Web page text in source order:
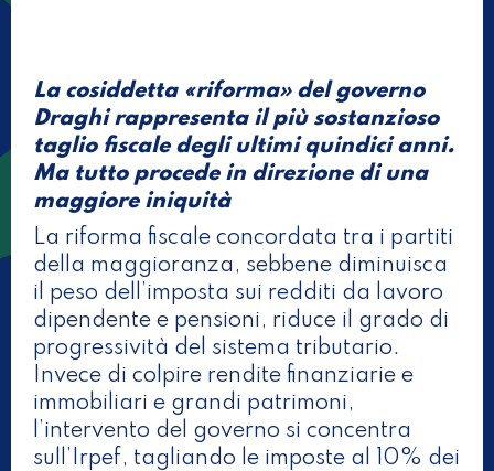
La cosiddetta «riforma» del governo
Draghi rappresenta il più sostanzioso
taglio fiscale degli ultimi quindici anni.
Ma tutto procede in direzione di una
maggiore iniquità
La riforma fiscale concordata tra i partiti
della maggioranza, sebbene diminuisca
il peso dell’imposta sui redditi da lavoro
dipendente e pensioni, riduce il grado di
progressività del sistema tributario.
Invece di colpire rendite finanziarie e
immobiliari e grandi patrimoni,
l’intervento del governo si concentra
sull’Irpef, tagliando le imposte al 10% dei